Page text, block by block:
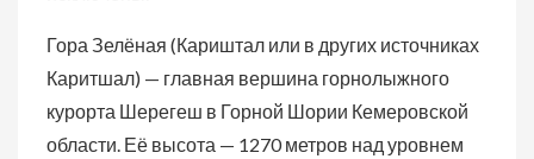
Гора Зелёная (Кариштал или в других источниках
Каритшал) — главная вершина горнолыжного
курорта Шерегеш в Горной Шории Кемеровской
области. Её высота — 1270 метров над уровнем